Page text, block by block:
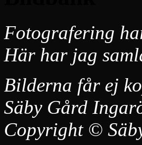
Fotografering
Här har jag
Bilderna får ej
Säby Gård
Copyright ©